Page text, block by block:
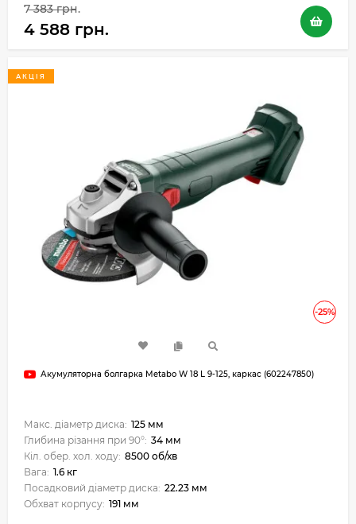
7 383 грн.
4 588 грн.
-25%
АКЦІЯ
Акумуляторна болгарка Metabo W 18 L 9-125, каркас (602247850)
Макс. діаметр диска: 125 мм
Глибина різання при 90°: 34 мм
Кіл. обер. хол. ходу: 8500 об/хв
Вага: 1.6 кг
Посадковий діаметр диска: 22.23 мм
Обхват корпусу: 191 мм